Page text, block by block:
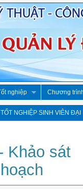
nghiệp Chương
NGHIỆP SINH VIÊN
Khảo sát